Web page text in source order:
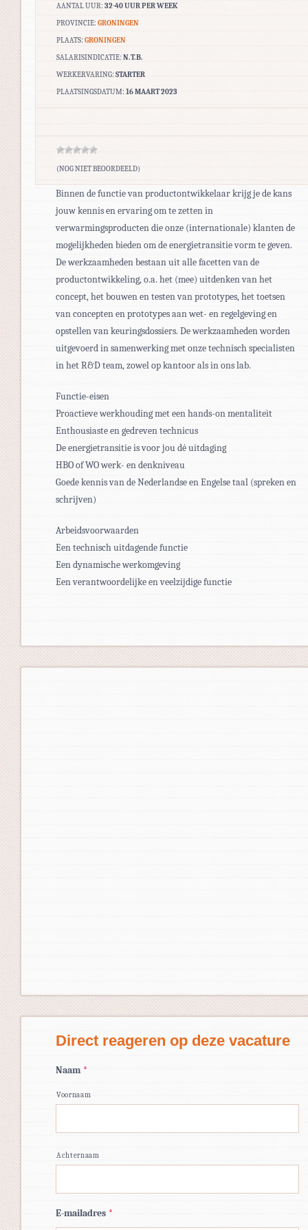
AANTAL UUR: 32-40 UUR PER WEEK
PROVINCIE: GRONINGEN
PLAATS: GRONINGEN
SALARISINDICATIE: N.T.B.
WERKERVARING: STARTER
PLAATSINGSDATUM: 16 MAART 2023
(NOG NIET BEOORDEELD)
Binnen de functie van productontwikkelaar krijg je de kans
jouw kennis en ervaring om te zetten in
verwarmingsproducten die onze (internationale) klanten de
mogelijkheden bieden om de energietransitie vorm te geven.
De werkzaamheden bestaan uit alle facetten van de
productontwikkeling, o.a. het (mee) uitdenken van het
concept, het bouwen en testen van prototypes, het toetsen
van concepten en prototypes aan wet- en regelgeving en
opstellen van keuringsdossiers. De werkzaamheden worden
uitgevoerd in samenwerking met onze technisch specialisten
in het R&D team, zowel op kantoor als in ons lab.
Functie-eisen
Proactieve werkhouding met een hands-on mentaliteit
Enthousiaste en gedreven technicus
De energietransitie is voor jou dé uitdaging
HBO of WO werk- en denkniveau
Goede kennis van de Nederlandse en Engelse taal (spreken en
schrijven)
Arbeidsvoorwaarden
Een technisch uitdagende functie
Een dynamische werkomgeving
Een verantwoordelijke en veelzijdige functie
Direct reageren op deze vacature
Naam *
Voornaam
Achternaam
E-mailadres *